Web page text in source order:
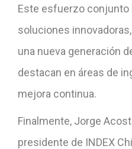
Este esfuerzo conjunto
soluciones
una nueva generación
destacan en áreas de
mejora continua.
Finalmente, Jorge
presidente de INDEX